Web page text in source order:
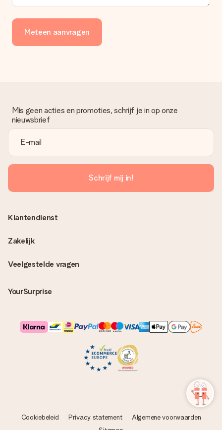
Meteen aanvragen
Mis geen acties en promoties, schrijf je in op onze
nieuwsbrief
Schrijf mij in!
Veelgestelde vragen
YourSurprise
Klantendienst
Zakelijk
Cookiebeleid Privacy statement
Algemene voorwaarden